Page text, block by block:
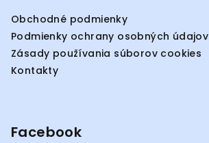
Obchodné podmienky
Podmienky ochrany osobných údajov
Zásady používania súborov cookies
Kontakty
Facebook